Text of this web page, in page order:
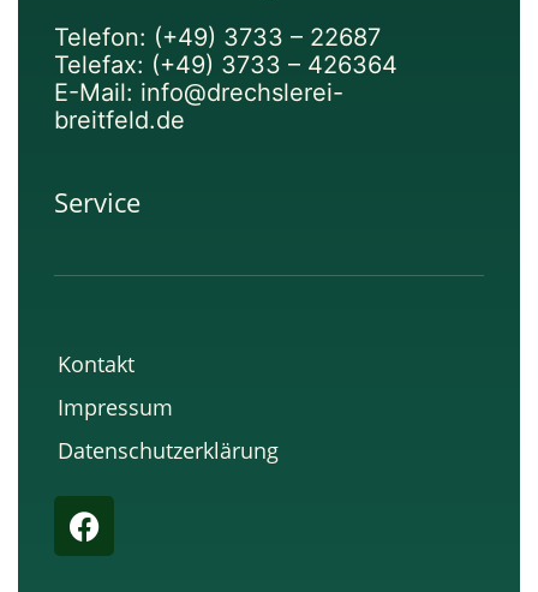
Telefon: (+49) 3733 – 22687
Telefax: (+49) 3733 – 426364
E-Mail: info@drechslerei-
breitfeld.de
Service
Kontakt
Impressum
Datenschutzerklärung
F
a
c